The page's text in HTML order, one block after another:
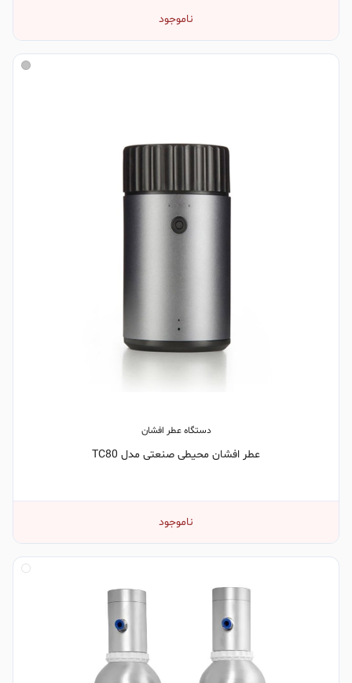
ناموجود
دستگاه عطر افشان
عطر افشان محیطی صنعتی مدل TC80
ناموجود